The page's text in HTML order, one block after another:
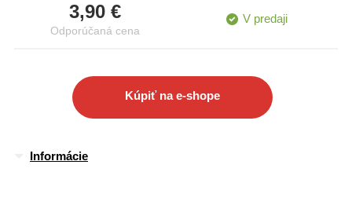
3,90 €
Odporúčaná cena
V predaji
Kúpiť na e-shope
Informácie